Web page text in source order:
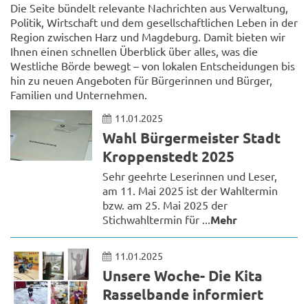
Die Seite bündelt relevante Nachrichten aus Verwaltung,
Politik, Wirtschaft und dem gesellschaftlichen Leben in der
Region zwischen Harz und Magdeburg. Damit bieten wir
Ihnen einen schnellen Überblick über alles, was die
Westliche Börde bewegt – von lokalen Entscheidungen bis
hin zu neuen Angeboten für Bürgerinnen und Bürger,
Familien und Unternehmen.
11.01.2025
Wahl Bürgermeister Stadt
Kroppenstedt 2025
Sehr geehrte Leserinnen und Leser,
am 11. Mai 2025 ist der Wahltermin
bzw. am 25. Mai 2025 der
Stichwahltermin für ...Mehr
11.01.2025
Unsere Woche- Die Kita
Rasselbande informiert